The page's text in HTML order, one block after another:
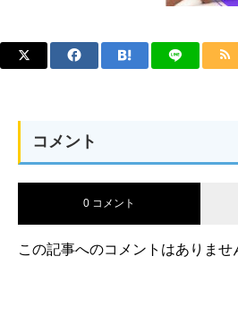
コメント
0 コメント
この記事へのコメントはありませ